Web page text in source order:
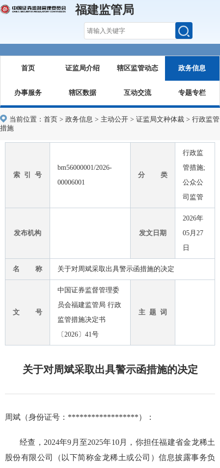
福建监管局
首页 证监局介绍 辖区监管动态 政务信息
办事服务 辖区数据 互动交流 专题专栏
当前位置： 首页 > 政务信息 > 主动公开 > 证监局文种体裁 > 行政监管
措施
索 引 号
bm56000001/2026-
00006001
分 类
行政监
管措施;
公众公
司监管
发布机构 发文日期
2026年
05月27
日
名 称 关于对周斌采取出具警示函措施的决定
文 号
中国证券监督管理委
员会福建监管局 行政
监管措施决定书
〔2026〕41号
主 题 词
关于对周斌采取出具警示函措施的决定
周斌（身份证号： ******************）：
经查， 2024年9月至2025年10月 ，你担任福建省金龙稀土
股份有限公司
（以下简称金龙稀土或公司 ）信息披露事务负